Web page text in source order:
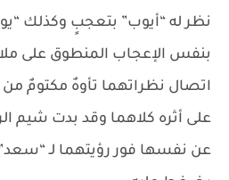
نظر له “أيوب” بتعجبٍ وكذلك
بنفس الإعجاب المنطوق على
اتصال نظراتهما تأوهٌ مكتومٌ
على أثره كلاهما وقد بدت شيم
عن نفسها فور رؤيتهما لـ